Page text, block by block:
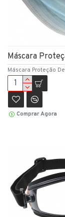
Máscara Proteção
Máscara
Comprar Agora